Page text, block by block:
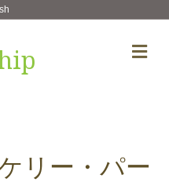
メ
ニ
リー・パー